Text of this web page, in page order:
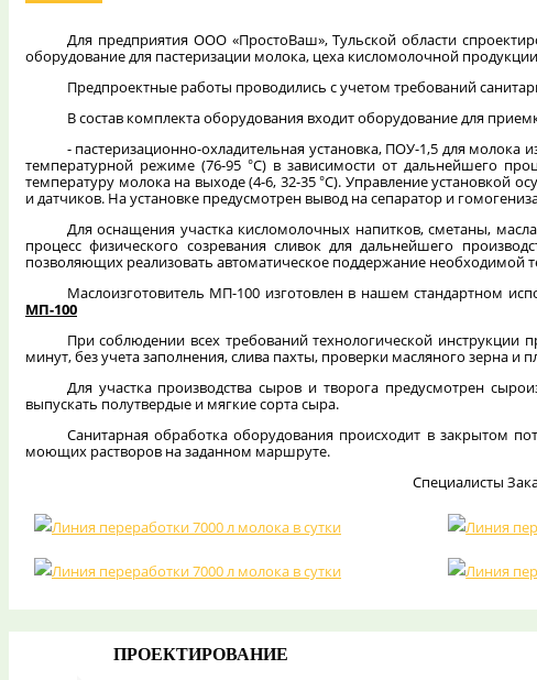
Для предприятия ООО «ПростоВаш», Тульской области
оборудование для пастеризации молока, цеха кисломолочной
Предпроектные работы проводились с учетом требований
В состав комплекта оборудования входит оборудование для
- пастеризационно-охладительная установка, ПОУ-1,5 для молока
температурной режиме (76-95 °С) в зависимости от дальнейшего
температуру молока на выходе (4-6, 32-35°С). Управление установкой
и датчиков. На установке предусмотрен вывод на сепаратор и
Для оснащения участка кисломолочных напитков, сметаны,
процесс физического созревания сливок для дальнейшего
позволяющих реализовать автоматическое поддержание необходимой
Маслоизготовитель МП-100 изготовлен в нашем стандартном
МП-100
При соблюдении всех требований технологической инструкции
минут, без учета заполнения, слива пахты, проверки масляного зерна и
Для участка производства сыров и творога предусмотрен
выпускать полутвердые и мягкие сорта сыра.
Санитарная обработка оборудования происходит в закрытом
моющих растворов на заданном маршруте.
Специалисты
Линия переработки 7000 л молока в сутки Линия
Линия переработки 7000 л молока в сутки
ПРОЕКТИРОВАНИЕ